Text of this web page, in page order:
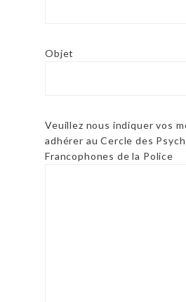
Objet
Veuillez nous indiquer vos
adhérer au Cercle des
Francophones de la Police